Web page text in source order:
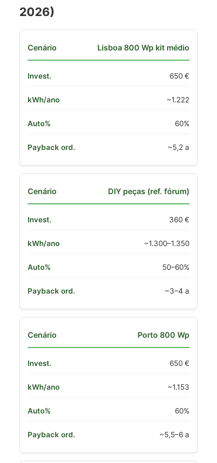
2026)
Lisboa 800 Wp kit médio
650 €
~1.222
60%
~5,2 a
DIY peças (ref. fórum)
360 €
~1.300–1.350
50–60%
~3–4 a
Porto 800 Wp
650 €
~1.153
60%
~5,5–6 a